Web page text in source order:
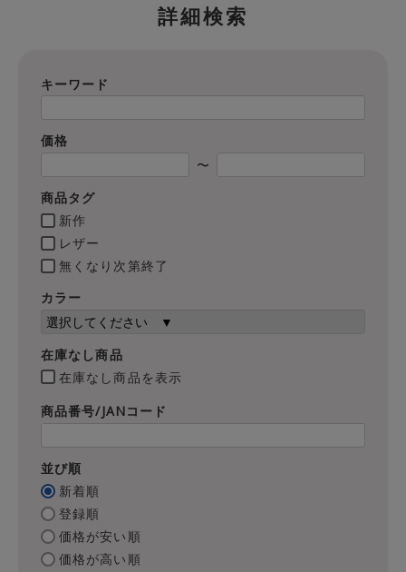
詳細検索
キーワード
価格
〜
商品タグ
新作
レザー
無くなり次第終了
カラー
在庫なし商品
在庫なし商品を表示
商品番号/JANコード
並び順
新着順
登録順
価格が安い順
価格が高い順